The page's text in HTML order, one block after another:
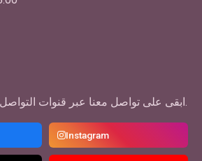
ابقى على تواصل معنا عبر قنوات التواصل الاجتماعي الخاصة بنا.
Instagram